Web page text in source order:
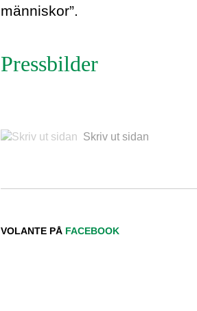
människor”.
Pressbilder
Skriv ut sidan
VOLANTE PÅ FACEBOOK